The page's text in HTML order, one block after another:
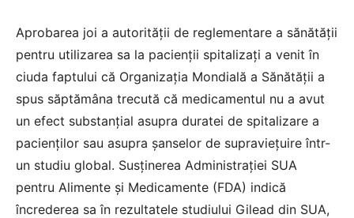
Aprobarea joi a autorității de reglementare a sănătății
pentru utilizarea sa la pacienții spitalizați a venit în
ciuda faptului că Organizația Mondială a Sănătății a
spus săptămâna trecută că medicamentul nu a avut
un efect substanțial asupra duratei de spitalizare a
pacienților sau asupra șanselor de supraviețuire într-
un studiu global. Susținerea Administrației SUA
pentru Alimente și Medicamente (FDA) indică
încrederea sa în rezultatele studiului Gilead din SUA,